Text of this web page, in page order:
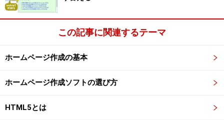
この記事に関連するテーマ
ホームページ作成の基本
ホームページ作成ソフトの選び方
HTML5とは